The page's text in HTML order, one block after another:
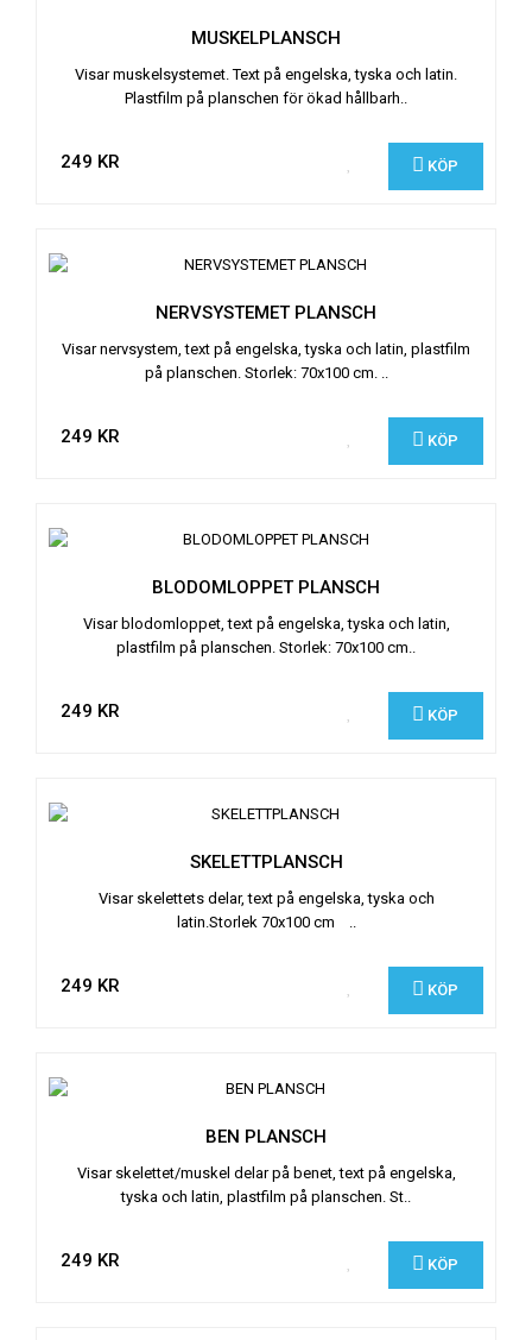
MUSKELPLANSCH
Visar muskelsystemet. Text på engelska, tyska och latin.
Plastfilm på planschen för ökad hållbarh..
249 KR KÖP
NERVSYSTEMET PLANSCH
Visar nervsystem, text på engelska, tyska och latin, plastfilm
på planschen. Storlek: 70x100 cm. ..
249 KR KÖP
BLODOMLOPPET PLANSCH
Visar blodomloppet, text på engelska, tyska och latin,
plastfilm på planschen. Storlek: 70x100 cm..
249 KR KÖP
SKELETTPLANSCH
Visar skelettets delar, text på engelska, tyska och
latin.Storlek 70x100 cm ..
249 KR KÖP
BEN PLANSCH
Visar skelettet/muskel delar på benet, text på engelska,
tyska och latin, plastfilm på planschen. St..
249 KR KÖP